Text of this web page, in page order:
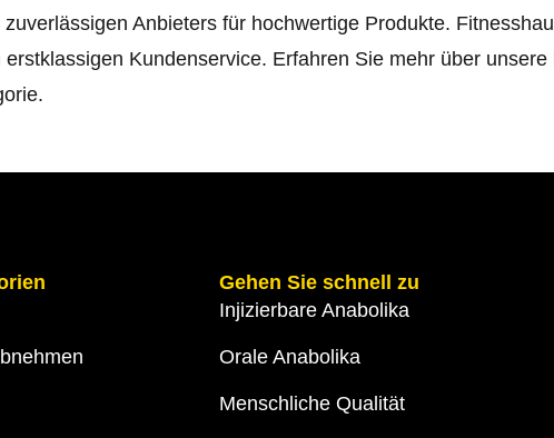
zuverlässigen Anbieters für hochwertige Produkte.
erstklassigen Kundenservice. Erfahren Sie mehr über
.
Gehen Sie schnell zu
Injizierbare Anabolika
Orale Anabolika
Menschliche Qualität